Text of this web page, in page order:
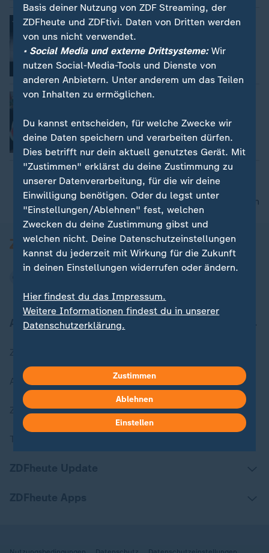
Fußball und häusliche Gewalt in
England
Renée Severin
Video2:04
Ukraine: Wassermelonen für die Armee
nach oben
Aktuell bei ZDFheute
Aktuelle Sendungs-Videos
ZDFheute Stories
Basis deiner Nutzung von ZDF Streaming, der
ZDFheute und ZDFtivi. Daten von Dritten werden
von uns nicht verwendet.
• Social Media und externe Drittsysteme:Wir
nutzen Social-Media-Tools und Dienste von
anderen Anbietern. Unter anderem um das Teilen
von Inhalten zu ermöglichen.
Du kannst entscheiden, für welche Zwecke wir
deine Daten speichern und verarbeiten dürfen.
Dies betrifft nur dein aktuell genutztes Gerät. Mit
"Zustimmen" erklärst du deine Zustimmung zu
unserer Datenverarbeitung, für die wir deine
Einwilligung benötigen. Oder du legst unter
"Einstellungen/Ablehnen" fest, welchen
Zwecken du deine Zustimmung gibst und
welchen nicht. Deine Datenschutzeinstellungen
kannst du jederzeit mit Wirkung für die Zukunft
in deinen Einstellungen widerrufen oder ändern.
Hier findest du das Impressum.
Weitere Informationen findest du in unserer
Datenschutzerklärung.
Zustimmen
Ablehnen
Einstellen